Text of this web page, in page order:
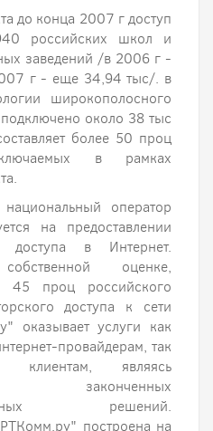
до конца 2007 г доступ
российских школ и
заведений /в 2006 г -
г - еще 34,94 тыс/. в
широкополосного
около 38 тыс
более 50 проц
в рамках
оператор
на предоставлении
доступа в Интернет.
оценке,
45 проц российского
доступа к сети
оказывает услуги как
провайдерам, так
клиентам, являясь
законченных
решений.
построена на